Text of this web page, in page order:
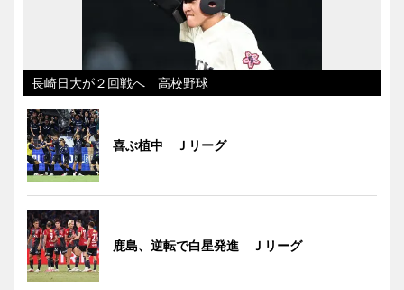
長崎日大が２回戦へ 高校野球
喜ぶ植中 Ｊリーグ
鹿島、逆転で白星発進 Ｊリーグ